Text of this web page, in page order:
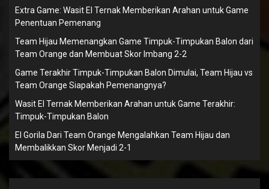
Extra Game: Wasit El Ternak Memberikan Arahan untuk Game
Penentuan Pemenang
Team Hijau Memenangkan Game Timpuk-Timpukan Balon dari
Team Orange dan Membuat Skor Imbang 2-2
Game Terakhir Timpuk-Timpukan Balon Dimulai, Team Hijau vs
Team Orange Siapakah Pemenangnya?
Wasit El Ternak Memberikan Arahan untuk Game Terakhir:
Timpuk-Timpukan Balon
El Gorila Dari Team Orange Mengalahkan Team Hijau dan
Membalikkan Skor Menjadi 2-1